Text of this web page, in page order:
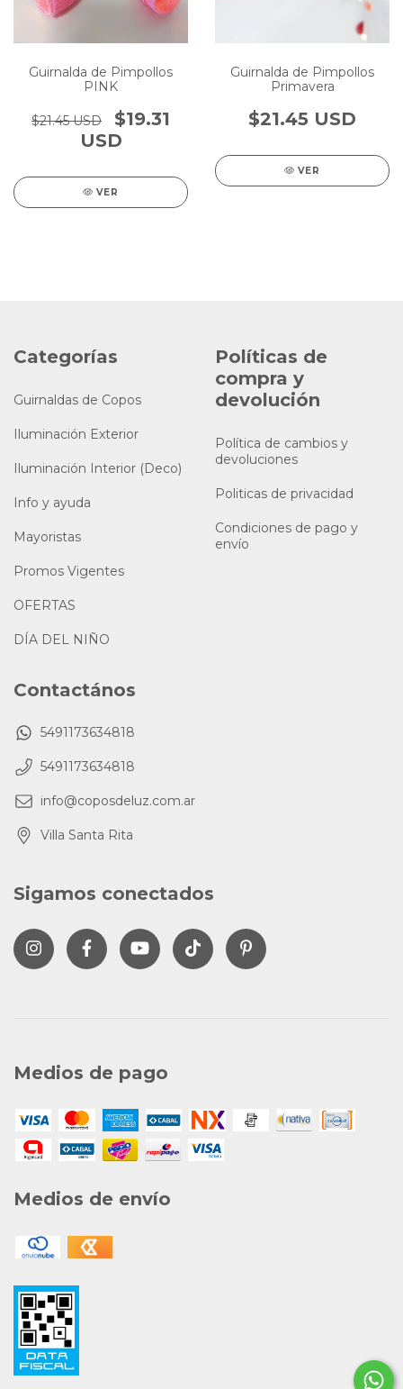
Guirnalda de Pimpollos
PINK
$21.45 USD
$19.31
USD
VER
Guirnalda de Pimpollos
Primavera
$21.45 USD
VER
Categorías
Guirnaldas de Copos
Iluminación Exterior
Iluminación Interior (Deco)
Info y ayuda
Mayoristas
Promos Vigentes
OFERTAS
DÍA DEL NIÑO
Políticas de
compra y
devolución
Política de cambios y
devoluciones
Politicas de privacidad
Condiciones de pago y
envío
Contactános
5491173634818
5491173634818
info@coposdeluz.com.ar
Villa Santa Rita
Sigamos conectados
Medios de pago
Medios de envío